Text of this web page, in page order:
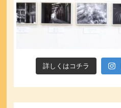
詳しくはコチラ